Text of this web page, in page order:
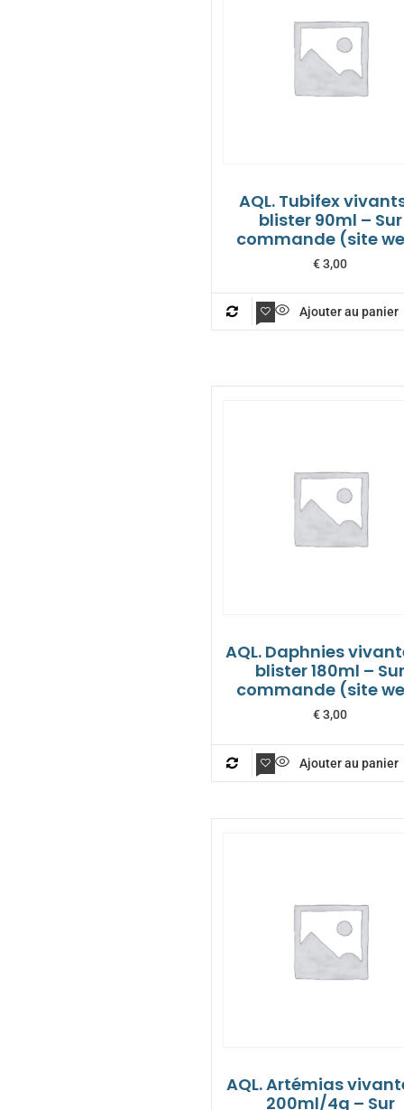
AQL. Tubifex
blister 90ml – Sur
commande (site
€3,00
Ajouter au panier
AQL. Daphnies
blister 180ml – Sur
commande (site
€3,00
Ajouter au panier
AQL. Artémias
200ml/4g – Sur